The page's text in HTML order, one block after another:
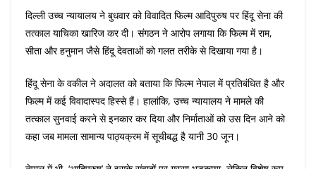
दिल्ली उच्च न्यायालय ने बुधवार को विवादित फिल्म आदिपुरुष पर हिंदू सेना की
तत्काल याचिका खारिज कर दी। संगठन ने आरोप लगाया कि फिल्म में राम,
सीता और हनुमान जैसे हिंदू देवताओं को गलत तरीके से दिखाया गया है।
हिंदू सेना के वकील ने अदालत को बताया कि फिल्म नेपाल में प्रतिबंधित है और
फिल्म में कई विवादास्पद हिस्से हैं। हालांकि, उच्च न्यायालय ने मामले की
तत्काल सुनवाई करने से इनकार कर दिया और निर्माताओं को उस दिन आने को
कहा जब मामला सामान्य पाठ्यक्रम में सूचीबद्ध है यानी 30 जून।